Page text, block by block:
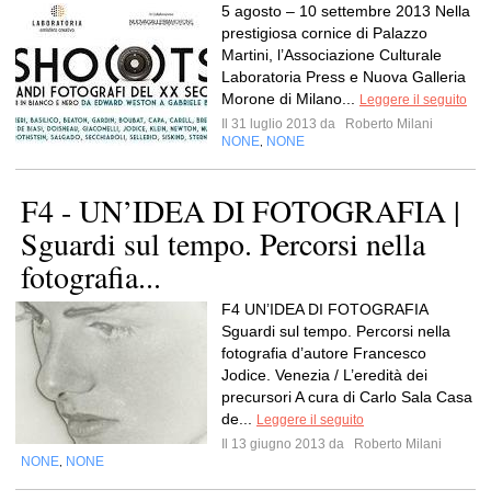
5 agosto – 10 settembre 2013 Nella
prestigiosa cornice di Palazzo
Martini, l’Associazione Culturale
Laboratoria Press e Nuova Galleria
Morone di Milano...
Leggere il seguito
Il 31 luglio 2013 da
Roberto Milani
NONE NONE
F4 - UN’IDEA DI FOTOGRAFIA |
Sguardi sul tempo. Percorsi nella
fotografia...
F4 UN’IDEA DI FOTOGRAFIA
Sguardi sul tempo. Percorsi nella
fotografia d’autore Francesco
Jodice. Venezia / L’eredità dei
precursori A cura di Carlo Sala Casa
de...
Leggere il seguito
Il 13 giugno 2013 da
Roberto Milani
NONE NONE